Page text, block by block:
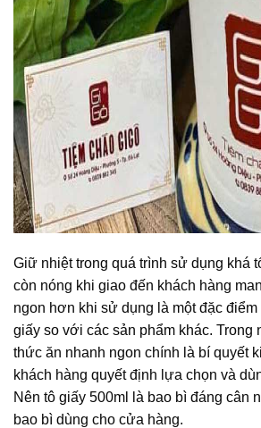
Giữ nhiệt trong quá trình sử dụng khá
còn nóng khi giao đến khách hàng
ngon hơn khi sử dụng là một đặc
giấy so với các sản phẩm khác. Trong
thức ăn nhanh ngon chính là bí quyết
khách hàng quyết định lựa chọn và
Nên tô giấy 500ml là bao bì đáng cân
bao bì dùng cho cửa hàng.